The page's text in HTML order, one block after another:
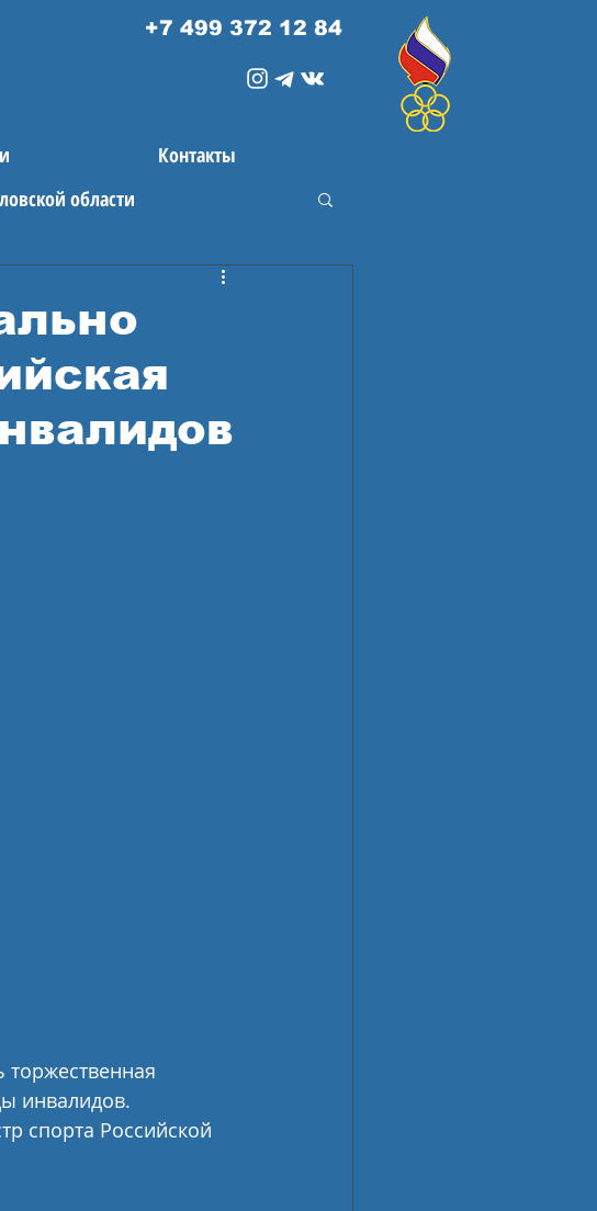
+7 499 372 12 84
Контакты
области
инвалидов.
спорта Российской